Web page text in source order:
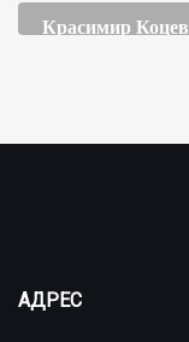
Красимир Коцев
АДРЕС